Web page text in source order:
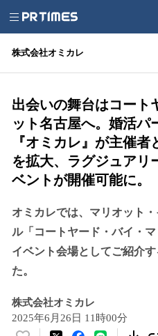
株式会社オミカレ
出会いの舞台はコート
ット名古屋へ。婚活パ
『オミカレ』が主催
を拡大、ラグジュアリ
ベントが開催可能に。
オミカレでは、マリオット
ル「コートヤード・バイ・
イベント会場としてご紹介
た。
株式会社オミカレ
2025年6月26日 11時00分